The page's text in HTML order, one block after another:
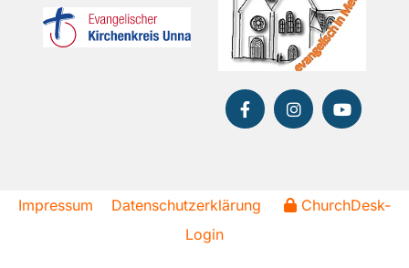
Impressum Datenschutzerklärung
ChurchDesk-
Login